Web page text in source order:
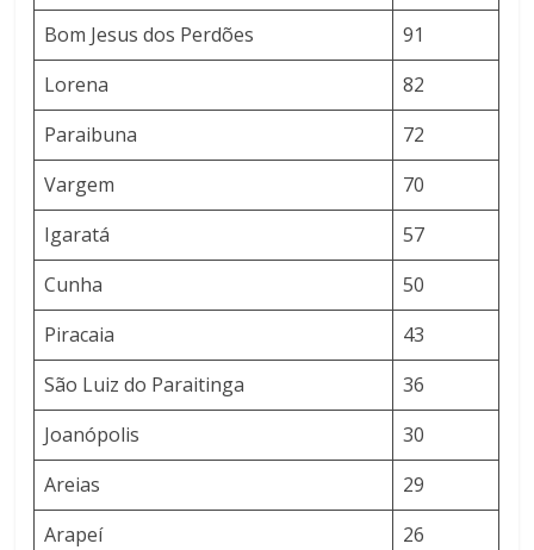
Bom Jesus dos Perdões
91
Lorena
82
Paraibuna
72
Vargem
70
Igaratá
57
Cunha
50
Piracaia
43
São Luiz do Paraitinga
36
Joanópolis
30
Areias
29
Arapeí
26